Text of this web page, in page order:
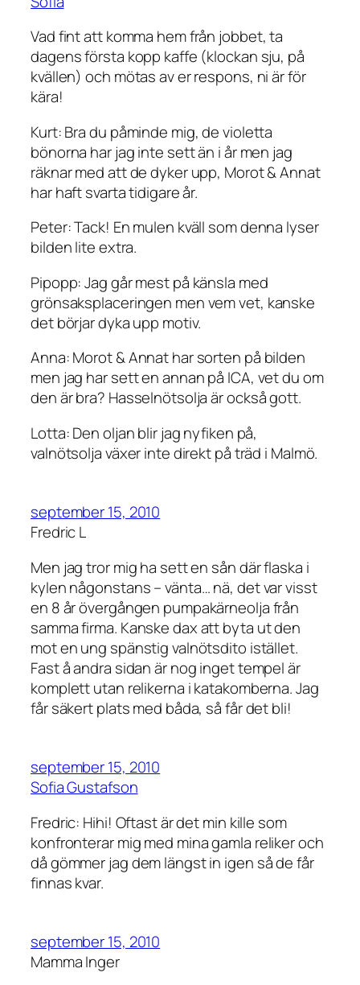
Vad fint att komma hem från jobbet, ta
dagens första kopp kaffe (klockan sju, på
kvällen) och mötas av er respons, ni är för
kära!
Kurt: Bra du påminde mig, de violetta
bönorna har jag inte sett än i år men jag
räknar med att de dyker upp, Morot & Annat
har haft svarta tidigare år.
Peter: Tack! En mulen kväll som denna lyser
bilden lite extra.
Pipopp: Jag går mest på känsla med
grönsaksplaceringen men vem vet, kanske
det börjar dyka upp motiv.
Anna: Morot & Annat har sorten på bilden
men jag har sett en annan på ICA, vet du om
den är bra? Hasselnötsolja är också gott.
Lotta: Den oljan blir jag nyfiken på,
valnötsolja växer inte direkt på träd i Malmö.
september 15, 2010
Fredric L
Men jag tror mig ha sett en sån där flaska i
kylen någonstans – vänta… nä, det var visst
en 8 år övergången pumpakärneolja från
samma firma. Kanske dax att byta ut den
mot en ung spänstig valnötsdito istället.
Fast å andra sidan är nog inget tempel är
komplett utan relikerna i katakomberna. Jag
får säkert plats med båda, så får det bli!
september 15, 2010
Sofia Gustafson
Fredric: Hihi! Oftast är det min kille som
konfronterar mig med mina gamla reliker och
då gömmer jag dem längst in igen så de får
finnas kvar.
september 15, 2010
Mamma Inger